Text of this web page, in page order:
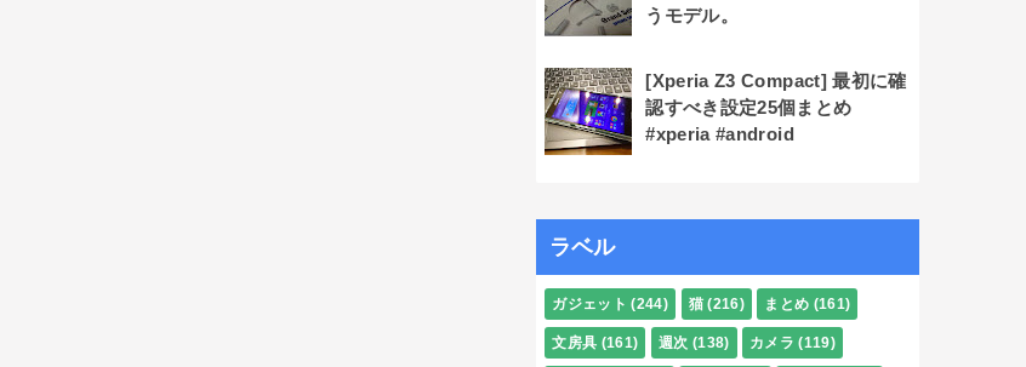
うモデル。
[Xperia Z3 Compact] 最初に確
認すべき設定25個まとめ
#xperia #android
ラベル
ガジェット (244) 猫 (216) まとめ (161)
文房具 (161) 週次 (138) カメラ (119)